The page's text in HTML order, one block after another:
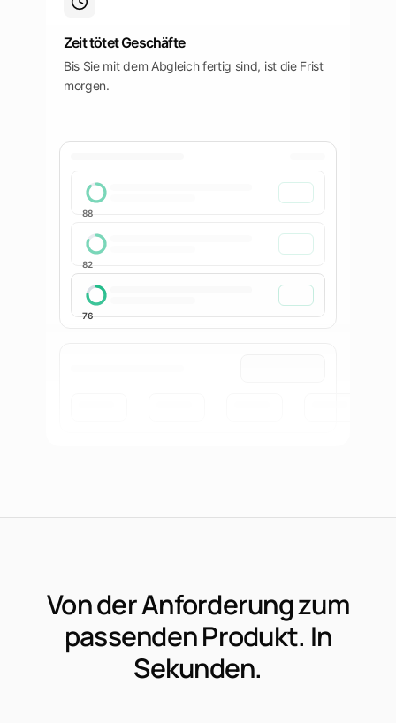
Zeit tötet Geschäfte
Bis Sie mit dem Abgleich fertig sind, ist die Frist
morgen.
88
82
76
Von der Anforderung zum
passenden Produkt. In
Sekunden.